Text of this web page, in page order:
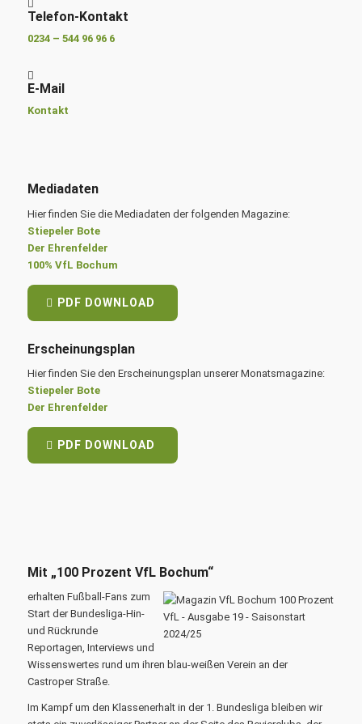
Telefon-Kontakt
0234 – 544 96 96 6
E-Mail
Kontakt
Mediadaten
Hier finden Sie die Mediadaten der folgenden Magazine:
Stiepeler Bote
Der Ehrenfelder
100% VfL Bochum
PDF DOWNLOAD
Erscheinungsplan
Hier finden Sie den Erscheinungsplan unserer Monatsmagazine:
Stiepeler Bote
Der Ehrenfelder
PDF DOWNLOAD
Mit „100 Prozent VfL Bochum“
erhalten Fußball-Fans zum
Start der Bundesliga-Hin-
und Rückrunde
Reportagen, Interviews und
Wissenswertes rund um ihren blau-weißen Verein an der
Castroper Straße.
Im Kampf um den Klassenerhalt in der 1. Bundesliga bleiben wir